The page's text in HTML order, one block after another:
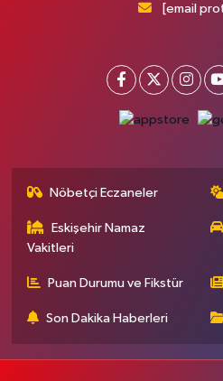
[email
Nöbetçi Eczaneler
Eskişehir Namaz
Vakitleri
Puan Durumu ve Fikstür
Son Dakika Haberleri